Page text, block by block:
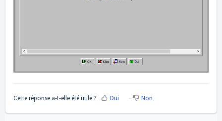
Cette réponse a-t-elle été utile ? Oui Non